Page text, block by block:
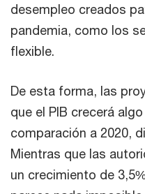
desempleo creados
pandemia, como los
flexible.
De esta forma, las
que el PIB crecerá
comparación a 2020,
Mientras que las
un crecimiento de